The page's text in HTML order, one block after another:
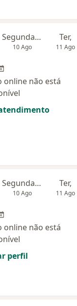
Segunda-feira
10 Ago
Ter,
11 Ago
online não está
Segunda-feira
10 Ago
Ter,
11 Ago
online não está
perfil